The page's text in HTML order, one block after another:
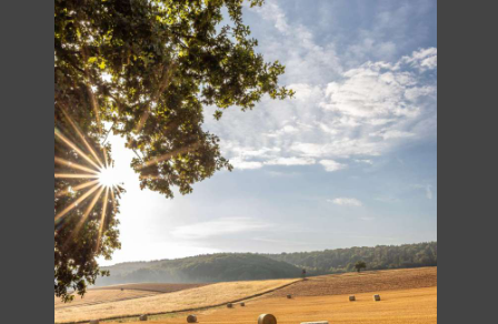
LED-LEUCHTBILDER
WIR DRUCKEN IHR BILD
AUSSTELLUNGEN
HEIMATLICHTER
KONTAKT